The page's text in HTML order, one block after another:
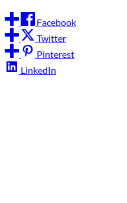
Facebook
Twitter
Pinterest
LinkedIn